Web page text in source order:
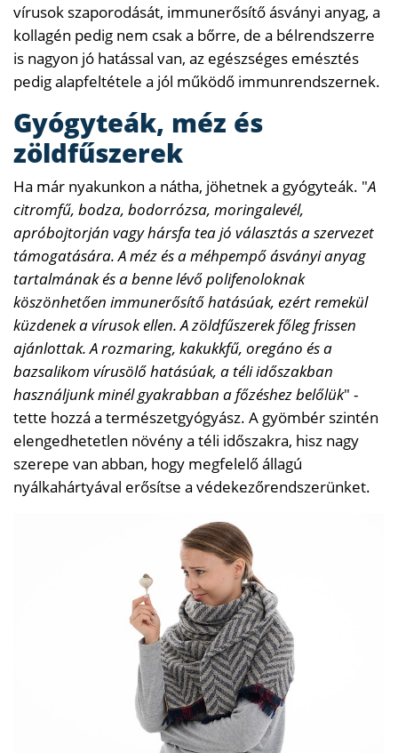
vírusok szaporodását, immunerősítő ásványi anyag, a
kollagén pedig nem csak a bőrre, de a bélrendszerre
is nagyon jó hatással van, az egészséges emésztés
pedig alapfeltétele a jól működő immunrendszernek.
Gyógyteák, méz és
zöldfűszerek
Ha már nyakunkon a nátha, jöhetnek a gyógyteák. "A
citromfű, bodza, bodorrózsa, moringalevél,
apróbojtorján vagy hársfa tea jó választás a szervezet
támogatására. A méz és a méhpempő ásványi anyag
tartalmának és a benne lévő polifenoloknak
köszönhetően immunerősítő hatásúak, ezért remekül
küzdenek a vírusok ellen. A zöldfűszerek főleg frissen
ajánlottak. A rozmaring, kakukkfű, oregáno és a
bazsalikom vírusölő hatásúak, a téli időszakban
használjunk minél gyakrabban a főzéshez belőlük" -
tette hozzá a természetgyógyász. A gyömbér szintén
elengedhetetlen növény a téli időszakra, hisz nagy
szerepe van abban, hogy megfelelő állagú
nyálkahártyával erősítse a védekezőrendszerünket.